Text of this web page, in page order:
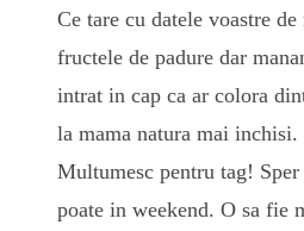
Ce tare cu datele voastre
fructele de padure dar
intrat in cap ca ar colora
la mama natura mai inchisi.
Multumesc pentru tag!
poate in weekend. O sa fie